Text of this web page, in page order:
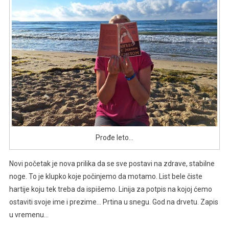
Prođe leto…
Novi početak je nova prilika da se sve postavi na zdrave, stabilne
noge. To je klupko koje počinjemo da motamo. List bele čiste
hartije koju tek treba da ispišemo. Linija za potpis na kojoj ćemo
ostaviti svoje ime i prezime… Prtina u snegu. God na drvetu. Zapis
u vremenu…